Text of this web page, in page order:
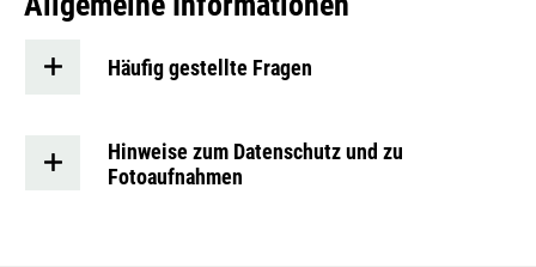
Häufig gestellte Fragen
Hinweise zum Datenschutz und zu
Fotoaufnahmen